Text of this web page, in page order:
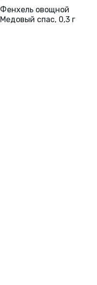
Фенхель овощной
Медовый спас, 0,3 г